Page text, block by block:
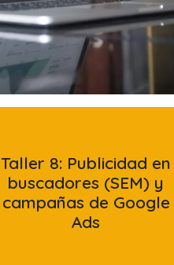
Taller 8: Publicidad en
buscadores (SEM) y
campañas de Google
Ads